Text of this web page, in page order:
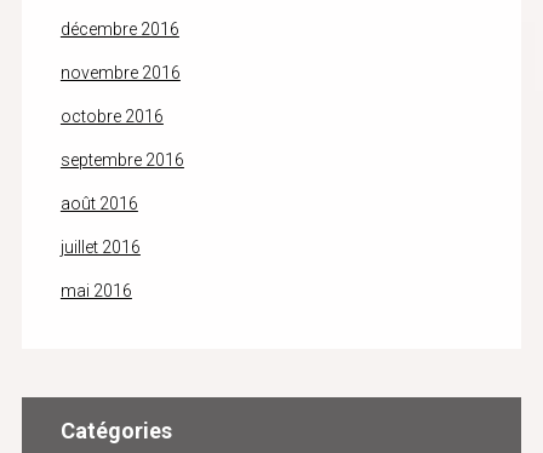
décembre 2016
novembre 2016
octobre 2016
septembre 2016
août 2016
juillet 2016
mai 2016
Catégories